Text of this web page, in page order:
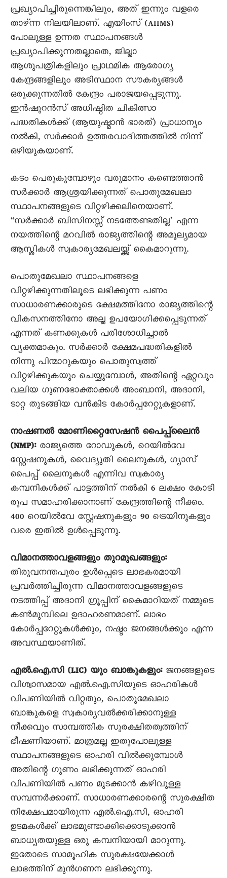
പ്രഖ്യാപിച്ചിരുന്നെങ്കിലും, അത് ഇന്നും വളരെ
താഴ്ന്ന നിലയിലാണ്. എയിംസ് (AIIMS)
പോലുള്ള ഉന്നത സ്ഥാപനങ്ങൾ
പ്രഖ്യാപിക്കുന്നതല്ലാതെ, ജില്ലാ
ആശുപത്രികളിലും പ്രാഥമിക ആരോഗ്യ
കേന്ദ്രങ്ങളിലും അടിസ്ഥാന സൗകര്യങ്ങൾ
ഒരുക്കുന്നതിൽ കേന്ദ്രം പരാജയപ്പെടുന്നു.
ഇൻഷുറൻസ് അധിഷ്ഠിത ചികിത്സാ
പദ്ധതികൾക്ക് (ആയുഷ്മാൻ ഭാരത്) പ്രാധാന്യം
നൽകി, സർക്കാർ ഉത്തരവാദിത്തത്തിൽ നിന്ന്
ഒഴിയുകയാണ്.
കടം പെരുകുമ്പോഴും വരുമാനം കണ്ടെത്താൻ
സർക്കാർ ആശ്രയിക്കുന്നത് പൊതുമേഖലാ
സ്ഥാപനങ്ങളുടെ വിറ്റഴിക്കലിനെയാണ്.
“സർക്കാർ ബിസിനസ്സ് നടത്തേണ്ടതില്ല’ എന്ന
നയത്തിന്റെ മറവിൽ രാജ്യത്തിന്റെ അമൂല്യമായ
ആസ്തികൾ സ്വകാര്യമേഖലയ്ക്ക് കൈമാറുന്നു.
പൊതുമേഖലാ സ്ഥാപനങ്ങളെ
വിറ്റഴിക്കുന്നതിലൂടെ ലഭിക്കുന്ന പണം
സാധാരണക്കാരുടെ ക്ഷേമത്തിനോ രാജ്യത്തിന്റെ
വികസനത്തിനോ അല്ല ഉപയോഗിക്കപ്പെടുന്നത്
എന്നത് കണക്കുകൾ പരിശോധിച്ചാൽ
വ്യക്തമാകും. സർക്കാർ ക്ഷേമപദ്ധതികളിൽ
നിന്നു പിന്മാറുകയും പൊതുസ്വത്ത്
വിറ്റഴിക്കുകയും ചെയ്യുമ്പോൾ, അതിന്റെ ഏറ്റവും
വലിയ ഗുണഭോക്താക്കൾ അംബാനി, അദാനി,
ടാറ്റ തുടങ്ങിയ വൻകിട കോർപ്പറേറ്റുകളാണ്.
നാഷണൽ മോണിറ്റൈസേഷൻ പൈപ്പ്‌ലൈൻ
(NMP):രാജ്യത്തെ റോഡുകൾ, റെയിൽവേ
സ്റ്റേഷനുകൾ, വൈദ്യുതി ലൈനുകൾ, ഗ്യാസ്
പൈപ്പ് ലൈനുകൾ എന്നിവ സ്വകാര്യ
കമ്പനികൾക്ക് പാട്ടത്തിന് നൽകി 6 ലക്ഷം കോടി
രൂപ സമാഹരിക്കാനാണ് കേന്ദ്രത്തിന്റെ നീക്കം.
400 റെയിൽവേ സ്റ്റേഷനുകളും 90 ട്രെയിനുകളും
വരെ ഇതിൽ ഉൾപ്പെടുന്നു.
വിമാനത്താവളങ്ങളും തുറമുഖങ്ങളും:
തിരുവനന്തപുരം ഉൾപ്പെടെ ലാഭകരമായി
പ്രവർത്തിച്ചിരുന്ന വിമാനത്താവളങ്ങളുടെ
നടത്തിപ്പ് അദാനി ഗ്രൂപ്പിന് കൈമാറിയത് നമ്മുടെ
കൺമുമ്പിലെ ഉദാഹരണമാണ്. ലാഭം
കോർപ്പറേറ്റുകൾക്കും, നഷ്ടം ജനങ്ങൾക്കും എന്ന
അവസ്ഥയാണിത്.
എൽ.ഐ.സി (LIC) യും ബാങ്കുകളും:ജനങ്ങളുടെ
വിശ്വാസമായ എൽ.ഐ.സിയുടെ ഓഹരികൾ
വിപണിയിൽ വിറ്റതും, പൊതുമേഖലാ
ബാങ്കുകളെ സ്വകാര്യവൽക്കരിക്കാനുള്ള
നീക്കവും സാമ്പത്തിക സുരക്ഷിതത്വത്തിന്
ഭീഷണിയാണ്. മാത്രമല്ല ഇതുപോലുള്ള
സ്ഥാപനങ്ങളുടെ ഓഹരി വിൽക്കുമ്പോൾ
അതിന്റെ ഗുണം ലഭിക്കുന്നത് ഓഹരി
വിപണിയിൽ പണം മുടക്കാൻ കഴിവുള്ള
സമ്പന്നർക്കാണ്. സാധാരണക്കാരന്റെ സുരക്ഷിത
നിക്ഷേപമായിരുന്ന എൽ.ഐ.സി, ഓഹരി
ഉടമകൾക്ക് ലാഭമുണ്ടാക്കിക്കൊടുക്കാൻ
ബാധ്യതയുള്ള ഒരു കമ്പനിയായി മാറുന്നു.
ഇതോടെ സാമൂഹിക സുരക്ഷയേക്കാൾ
ലാഭത്തിന് മുൻഗണന ലഭിക്കുന്നു.